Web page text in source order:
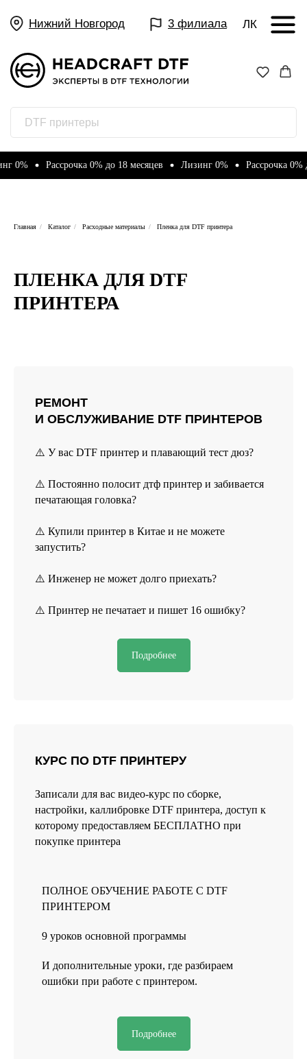
3 филиала
Нижний Новгород ЛК
Рассрочка 0% до 18 месяцев Лизинг 0% Рассрочка 0% до
Главная / Каталог / Расходные материалы / Пленка для DTF принтера
ПЛЕНКА ДЛЯ DTF
ПРИНТЕРА
РЕМОНТ
И ОБСЛУЖИВАНИЕ DTF ПРИНТЕРОВ
⚠️ У вас DTF принтер и плавающий тест дюз?
⚠️ Постоянно полосит дтф принтер и забивается
печатающая головка?
⚠️ Купили принтер в Китае и не можете
запустить?
⚠️ Инженер не может долго приехать?
⚠️ Принтер не печатает и пишет 16 ошибку?
Подробнее
КУРС ПО DTF ПРИНТЕРУ
Записали для вас видео-курс по сборке,
настройки, каллибровке DTF принтера, доступ к
которому предоставляем БЕСПЛАТНО при
покупке принтера
ПОЛНОЕ ОБУЧЕНИЕ РАБОТЕ С DTF
ПРИНТЕРОМ
9 уроков основной программы
И дополнительные уроки, где разбираем
ошибки при работе с принтером.
Подробнее